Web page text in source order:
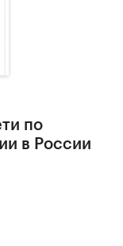
по
в России